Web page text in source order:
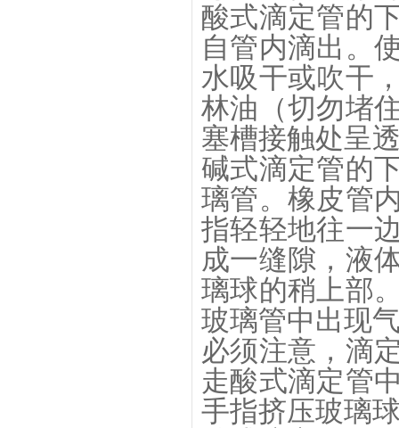
酸式滴定管的
自管内滴出。
水吸干或吹干
林油（切勿堵
塞槽接触处呈
碱式滴定管的
璃管。橡皮管
指轻轻地往一
成一缝隙，液
璃球的稍上部
玻璃管中出现
必须注意，滴
走酸式滴定管
手指挤压玻璃